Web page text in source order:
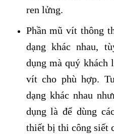
ren lửng.
Phần mũ vít thông
dạng khác nhau,
dụng mà quý khách
vít cho phù hợp.
dạng khác nhau
dụng là để dùng
thiết bị thi công siết